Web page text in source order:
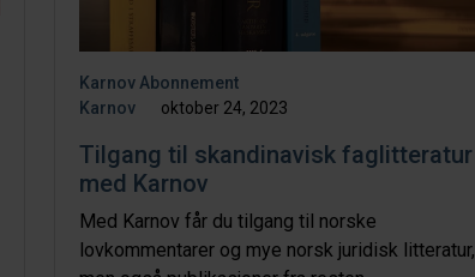
Karnov Abonnement
Karnov
oktober 24, 2023
Tilgang til skandinavisk faglitteratur
med Karnov
Med Karnov får du tilgang til norske
lovkommentarer og mye norsk juridisk litteratur,